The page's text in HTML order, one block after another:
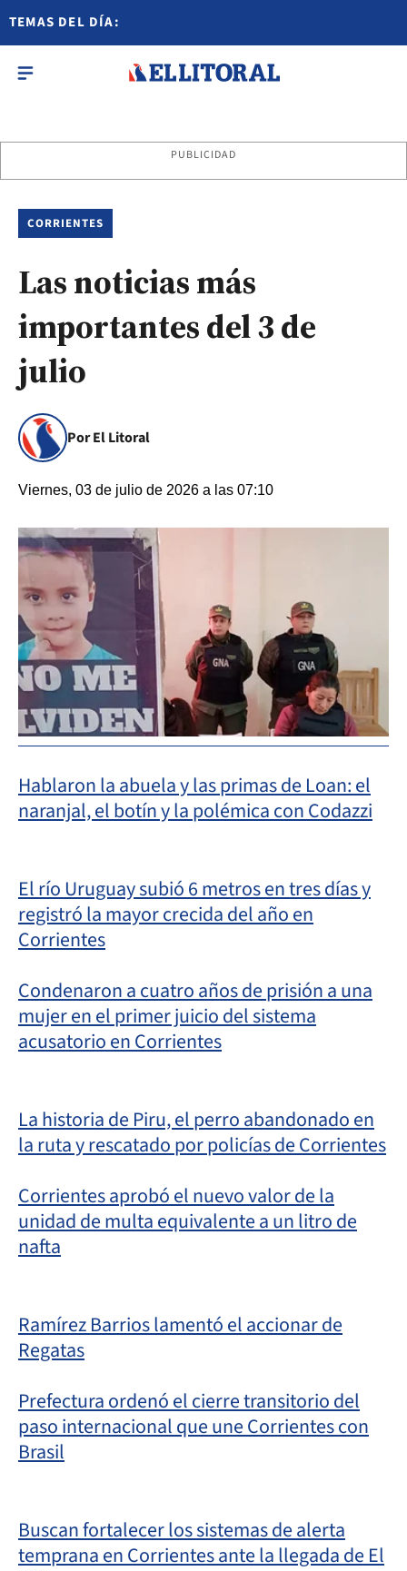
TEMAS DEL DÍA:
PUBLICIDAD
CORRIENTES
Las noticias más
importantes del 3 de
julio
Por El Litoral
Viernes, 03 de julio de 2026 a las 07:10
Hablaron la abuela y las primas de Loan: el
naranjal, el botín y la polémica con Codazzi
El río Uruguay subió 6 metros en tres días y
registró la mayor crecida del año en
Corrientes
Condenaron a cuatro años de prisión a una
mujer en el primer juicio del sistema
acusatorio en Corrientes
La historia de Piru, el perro abandonado en
la ruta y rescatado por policías de Corrientes
Corrientes aprobó el nuevo valor de la
unidad de multa equivalente a un litro de
nafta
Ramírez Barrios lamentó el accionar de
Regatas
Prefectura ordenó el cierre transitorio del
paso internacional que une Corrientes con
Brasil
Buscan fortalecer los sistemas de alerta
temprana en Corrientes ante la llegada de El